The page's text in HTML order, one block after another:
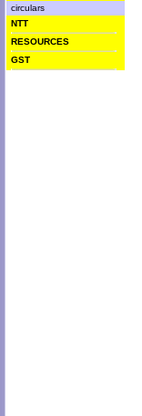
circulars
NTT
RESOURCES
GST